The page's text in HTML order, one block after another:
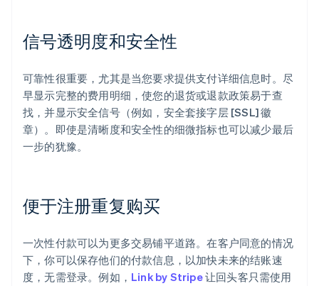
信号透明度和安全性
可靠性很重要，尤其是当您要求提供支付详细信息时。尽
早显示完整的费用明细，使您的退货或退款政策易于查
找，并显示安全信号（例如，安全套接字层 [SSL] 徽
章）。即使是清晰度和安全性的细微指标也可以减少最后
一步的犹豫。
便于注册重复购买
一次性付款可以为更多交易铺平道路。在客户同意的情况
下，你可以保存他们的付款信息，以加快未来的结账速
度，无需登录。例如， Link by Stripe让回头客只需使用